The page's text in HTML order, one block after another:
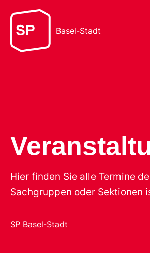
Basel-Stadt
Hier finden Sie alle Termine
Sachgruppen oder Sektionen
SP Basel-Stadt